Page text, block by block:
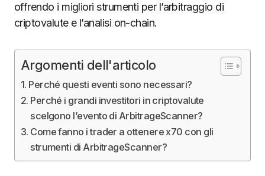
offrendo i migliori strumenti per l’arbitraggio di
criptovalute e l’analisi on-chain.
Argomenti dell'articolo
Perché questi eventi sono necessari?
Perché i grandi investitori in criptovalute
scelgono l’evento di ArbitrageScanner?
Come fanno i trader a ottenere x70 con gli
strumenti di ArbitrageScanner?